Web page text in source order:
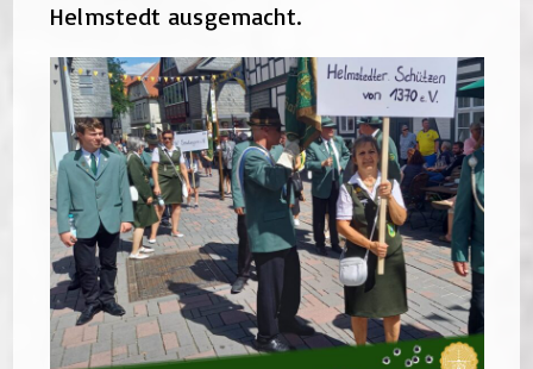
Helmstedt ausgemacht.